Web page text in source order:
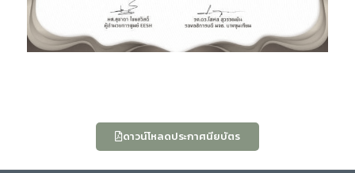
ดาวน์โหลดประกาศนียบัตร